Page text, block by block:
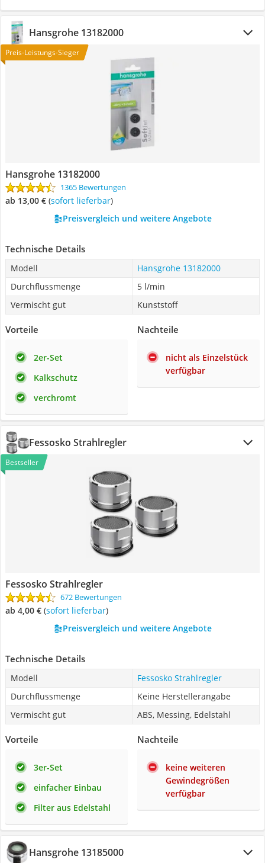
Hansgrohe 13182000
Preis-Leistungs-Sieger
Hansgrohe 13182000
1365 Bewertungen
ab 13,00 € ( Sofort lieferbar)
Preisvergleich und weitere Angebote
Technische Details
Modell
Hansgrohe 13182000
Durchflussmenge
5 l/min
Vermischt gut
Kunststoff
Vorteile
2er-Set
Kalkschutz
verchromt
Nachteile
nicht als Einzelstück
verfügbar
Fessosko Strahlregler
Bestseller
Fessosko Strahlregler
672 Bewertungen
ab 4,00 € ( Sofort lieferbar)
Preisvergleich und weitere Angebote
Technische Details
Modell
Fessosko Strahlregler
Durchflussmenge
Keine Herstellerangabe
Vermischt gut
ABS, Messing, Edelstahl
Vorteile
3er-Set
einfacher Einbau
Filter aus Edelstahl
Nachteile
keine weiteren
Gewindegrößen
verfügbar
Hansgrohe 13185000